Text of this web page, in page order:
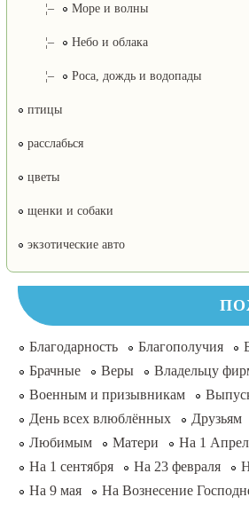
¦– Море и волны
¦– Небо и облака
¦– Роса, дождь и водопады
птицы
расслабься
цветы
щенки и собаки
экзотические авто
Благодарность Благополучия
Брачные
Веры
Владельцу
Военным и призывникам
День всех влюблённых
Друзьям
Любимым
Матери На 1
На 1 сентября
На 23 февраля
На 9 мая
На Вознесение